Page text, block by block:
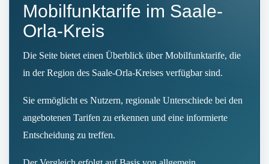
Mobilfunktarife im Saale-
Orla-Kreis
Die Seite bietet einen Überblick über Mobilfunktarife, die
in der Region des Saale-Orla-Kreises verfügbar sind.
Sie ermöglicht es Nutzern, regionale Unterschiede bei den
angebotenen Tarifen zu erkennen und eine informierte
Entscheidung zu treffen.